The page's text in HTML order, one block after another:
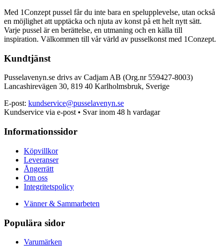
Med 1Conzept pussel får du inte bara en spelupplevelse, utan också
en möjlighet att upptäcka och njuta av konst på ett helt nytt sätt.
Varje pussel är en berättelse, en utmaning och en källa till
inspiration. Välkommen till vår värld av pusselkonst med 1Conzept.
Kundtjänst
Pusselavenyn.se drivs av Cadjam AB (Org.nr 559427-8003)
Lancashirevägen 30, 819 40 Karlholmsbruk, Sverige
E-post: kundservice@pusselavenyn.se
Kundservice via e-post • Svar inom 48 h vardagar
Informationssidor
Köpvillkor
Leveranser
Ångerrätt
Om oss
Integritetspolicy
Vänner & Sammarbeten
Populära sidor
Varumärken